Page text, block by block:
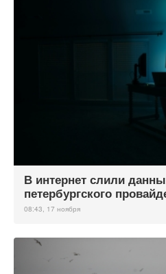
В интернет слили
петербургского
08:43, 17 ноября